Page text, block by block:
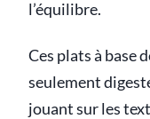
l’équilibre.
Ces plats à base
seulement
jouant sur les